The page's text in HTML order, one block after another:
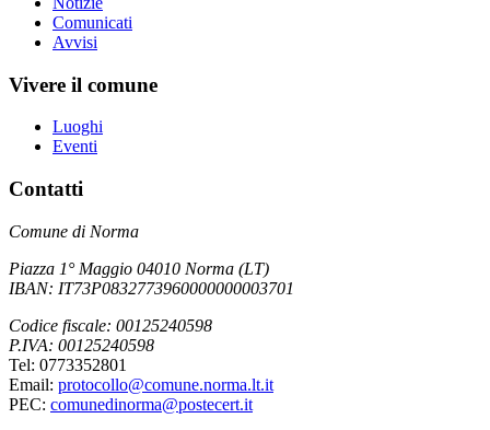
Comunicati
Avvisi
Vivere il comune
Luoghi
Eventi
Contatti
Comune di Norma
Piazza 1° Maggio 04010 Norma (LT)
IBAN: IT73P0832773960000000003701
Codice fiscale: 00125240598
P.IVA: 00125240598
Tel: 0773352801
Email: protocollo@comune.norma.lt.it
PEC: comunedinorma@postecert.it